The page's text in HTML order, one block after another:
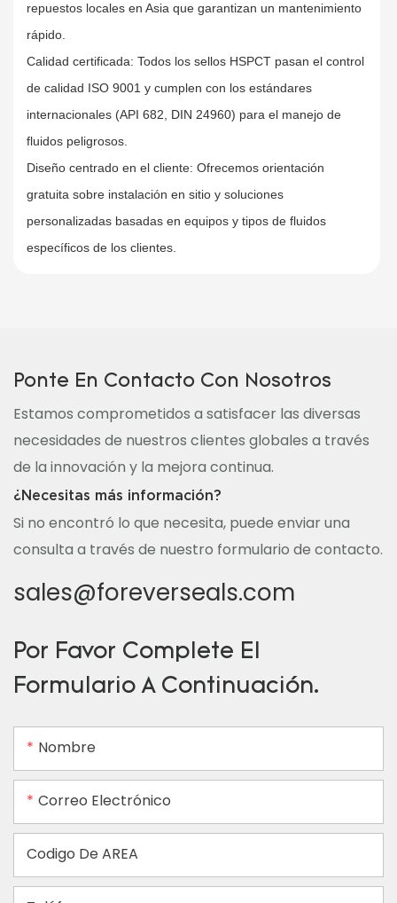
repuestos locales en Asia que garantizan un mantenimiento
rápido.
Calidad certificada: Todos los sellos HSPCT pasan el control
de calidad ISO 9001 y cumplen con los estándares
internacionales (API 682, DIN 24960) para el manejo de
fluidos peligrosos.
Diseño centrado en el cliente: Ofrecemos orientación
gratuita sobre instalación en sitio y soluciones
personalizadas basadas en equipos y tipos de fluidos
específicos de los clientes.
Ponte En Contacto Con Nosotros
Estamos comprometidos a satisfacer las diversas
necesidades de nuestros clientes globales a través
de la innovación y la mejora continua.
¿Necesitas más información?
Si no encontró lo que necesita, puede enviar una
consulta a través de nuestro formulario de contacto.
sales@foreverseals.com
Por Favor Complete El
Formulario A Continuación.
Nombre
Correo Electrónico
Codigo De AREA